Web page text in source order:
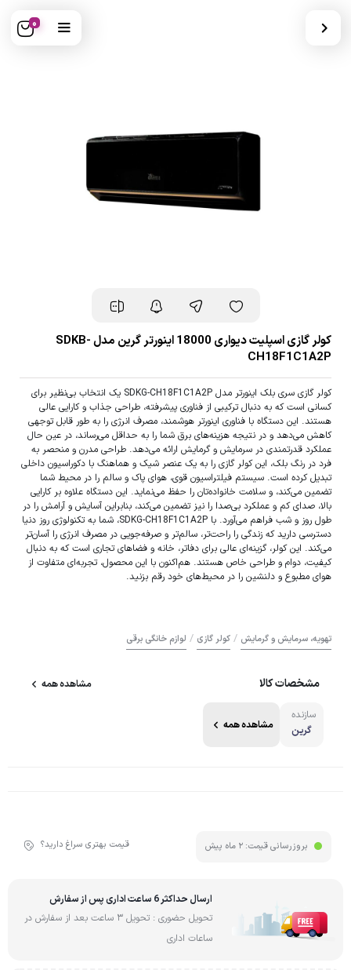
0
کولر گازی اسپلیت دیواری 18000 اینورتر گرین مدل SDKB-
CH18F1C1A2P
کولر گازی سری بلک اینورتر مدل SDKG-CH18F1C1A2P یک انتخاب بی‌نظیر برای
کسانی است که به دنبال ترکیبی از فناوری پیشرفته، طراحی جذاب و کارایی عالی
هستند. این دستگاه با فناوری اینورتر هوشمند، مصرف انرژی را به طور قابل توجهی
کاهش می‌دهد و در نتیجه هزینه‌های برق شما را به حداقل می‌رساند، در عین حال
عملکرد قدرتمندی در سرمایش و گرمایش ارائه می‌دهد. طراحی مدرن و منحصر به
فرد در رنگ بلک، این کولر گازی را به یک عنصر شیک و هماهنگ با دکوراسیون داخلی
تبدیل کرده است. سیستم فیلتراسیون قوی، هوای پاک و سالم را در محیط شما
تضمین می‌کند، و سلامت خانواده‌تان را حفظ می‌نماید. این دستگاه علاوه بر کارایی
بالا، صدای کم و عملکرد بی‌صدا را نیز تضمین می‌کند، بنابراین آسایش و آرامش را در
طول روز و شب فراهم می‌آورد. با SDKG-CH18F1C1A2P، شما به تکنولوژی روز دنیا
دسترسی دارید که زندگی را راحت‌تر، سالم‌تر و صرفه‌جویی در مصرف انرژی را آسان‌تر
می‌کند. این کولر، گزینه‌ای عالی برای دفاتر، خانه و فضاهای تجاری است که به دنبال
کیفیت، دوام و طراحی خاص هستند. هم‌اکنون با این محصول، تجربه‌ای متفاوت از
هوای مطبوع و دلنشین را در محیط‌های خود رقم بزنید.
تهویه، سرمایش و گرمایش / کولر گازی / لوازم خانگی برقی
مشخصات کالا مشاهده همه
سازنده
گرین
مشاهده همه
بروزرسانی قیمت: 2 ماه پیش قیمت بهتری سراغ دارید؟
ارسال حداکثر 6 ساعت اداری پس از سفارش
تحویل حضوری : تحویل 3 ساعت بعد از سفارش در
ساعات اداری